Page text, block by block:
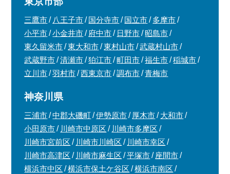
三鷹市 八王子市 国分寺市 国立市
多摩市
小平市
小金井市 府中市 日野市
昭島市
東久留米市
東大和市 東村山市
武蔵村山市
武蔵野市
清瀬市 狛江市 町田市 福生市
稲城市
立川市
羽村市 西東京市 調布市 青梅市
神奈川県
三浦市 中郡大磯町 伊勢原市 厚木市
大和市
小田原市
川崎市中原区
川崎市多摩区
川崎市宮前区
川崎市川崎区
川崎市幸区
川崎市高津区
川崎市麻生区 平塚市
座間市
横浜市中区
横浜市保土ケ谷区
横浜市南区